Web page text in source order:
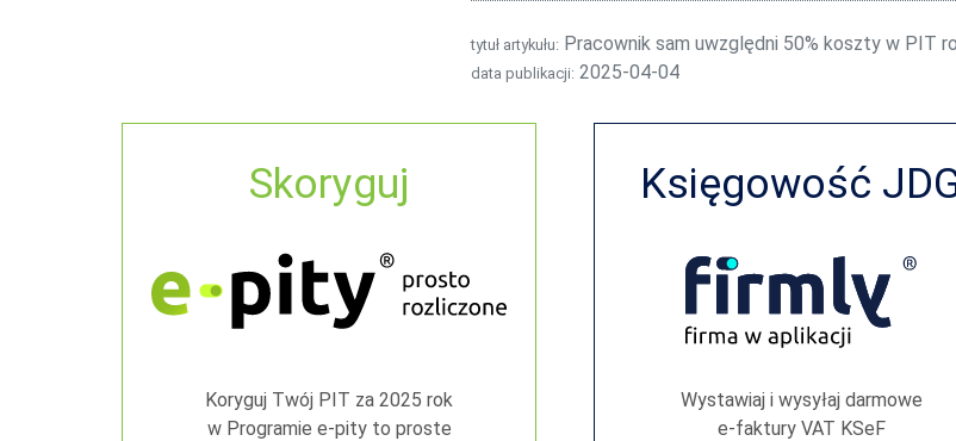
tytuł artykułu: Pracownik sam uwzględni 50% koszty w PIT
data publikacji: 2025-04-04
Skoryguj
Koryguj Twój PIT za 2025 rok
w Programie e-pity to proste
Księgowość
Wystawiaj i wysyłaj darmowe
e‑faktury VAT KSeF